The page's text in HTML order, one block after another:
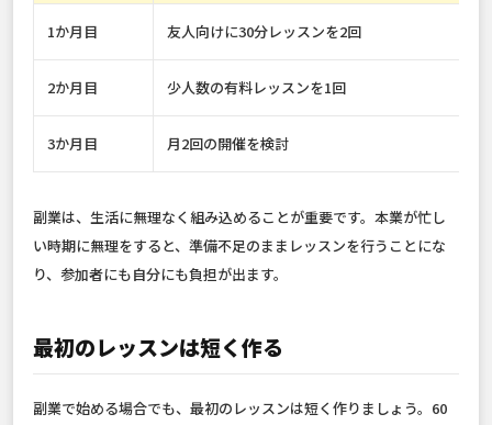
1か月目 友人向けに30分レッスンを2回
2か月目 少人数の有料レッスンを1回
3か月目 月2回の開催を検討
副業は、生活に無理なく組み込めることが重要です。本業が忙し
い時期に無理をすると、準備不足のままレッスンを行うことにな
り、参加者にも自分にも負担が出ます。
最初のレッスンは短く作る
副業で始める場合でも、最初のレッスンは短く作りましょう。60